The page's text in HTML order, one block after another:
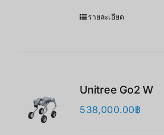
รายละเอียด
Unitree Go2 W
538,000.00฿